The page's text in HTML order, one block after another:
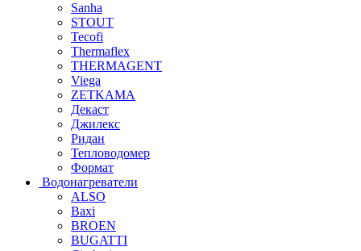
Sanha
STOUT
Tecofi
Thermaflex
THERMAGENT
Viega
ZETKAMA
Декаст
Джилекс
Ридан
Тепловодомер
Формат
Водонагреватели
ALSO
Baxi
BROEN
BUGATTI